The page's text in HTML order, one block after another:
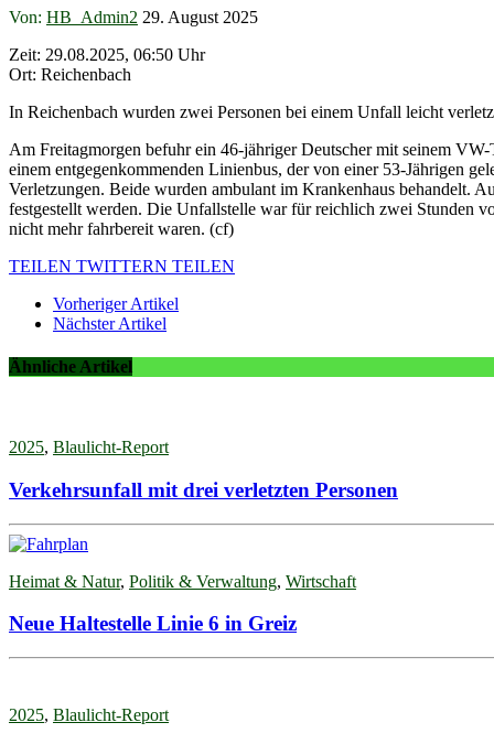
Von: HB_Admin2 29. August 2025
Zeit: 29.08.2025, 06:50 Uhr
Ort: Reichenbach
In Reichenbach wurden zwei Personen bei einem Unfall leicht
Am Freitagmorgen befuhr ein 46-jähriger Deutscher mit seinem
einem entgegenkommenden Linienbus, der von einer 53-Jährigen
Verletzungen. Beide wurden ambulant im Krankenhaus behandelt.
festgestellt werden. Die Unfallstelle war für reichlich zwei Stunden
nicht mehr fahrbereit waren. (cf)
TEILEN TWITTERN TEILEN
Vorheriger Artikel
Nächster Artikel
Ähnliche Artikel
2025, Blaulicht-Report
Verkehrsunfall mit drei verletzten Personen
Heimat & Natur, Politik & Verwaltung, Wirtschaft
Neue Haltestelle Linie 6 in Greiz
2025, Blaulicht-Report